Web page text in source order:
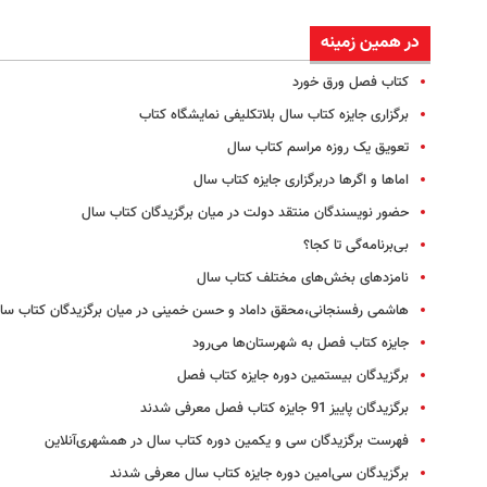
در همین زمینه
کتاب فصل ورق خورد
برگزاری جایزه کتاب سال بلاتکلیفی نمایشگاه کتاب
تعویق یک روزه مراسم کتاب سال
اماها و اگرها دربرگزاری جایزه کتاب سال
حضور نویسندگان منتقد دولت در میان برگزیدگان کتاب سال
بی‌برنامه‌‌گی تا کجا؟
نامزدهای بخش‌های مختلف کتاب سال
هاشمی رفسنجانی،محقق داماد و حسن خمینی در میان برگزیدگان کتاب
جایزه کتاب فصل به شهرستان‌ها می‌رود
برگزیدگان بیستمین دوره جایزه کتاب فصل
برگزیدگان پاییز 91 جایزه کتاب فصل معرفی شدند
فهرست برگزیدگان سی و یکمین دوره کتاب سال در همشهری‌آنلاین
برگزیدگان سی‌امین دوره جایزه کتاب سال معرفی شدند